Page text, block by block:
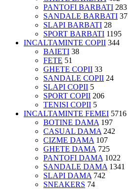
PANTOFI BARBATI 283
SANDALE BARBATI 37
SLAPI BARBATI 28
SPORT BARBATI 1195
INCALTAMINTE COPII 344
BAIETI 38
FETE 51
GHETE COPII 33
SANDALE COPII 24
SLAPI COPII 5
SPORT COPII 206
TENISI COPII 5
INCALTAMINTE FEMEI 5716
BOTINE DAMA 197
CASUAL DAMA 242
CIZME DAMA 107
GHETE DAMA 725
PANTOFI DAMA 1022
SANDALE DAMA 1341
SLAPI DAMA 742
SNEAKERS 74